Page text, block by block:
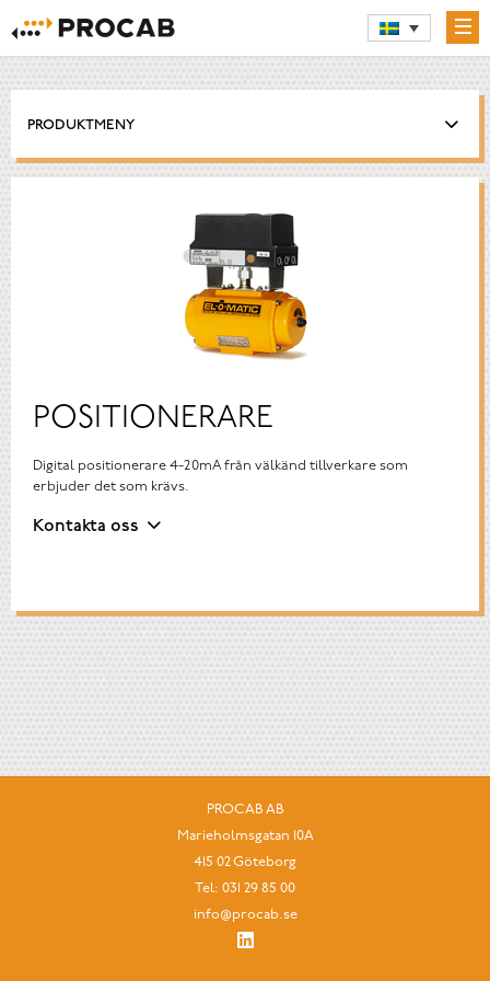
PRODUKTMENY
POSITIONERARE
Digital positionerare 4-20mA från välkänd tillverkare som
erbjuder det som krävs.
Kontakta oss
PROCAB AB
Marieholmsgatan 10A
415 02 Göteborg
Tel: 031 29 85 00
info@procab.se